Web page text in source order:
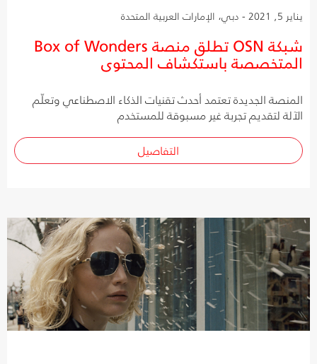
يناير 5, 2021 - دبي، الإمارات العربية المتحدة
شبكة OSN تطلق منصة Box of Wonders
المتخصصة باستكشاف المحتوى
المنصة الجديدة تعتمد أحدث تقنيات الذكاء الاصطناعي وتعلّم
الآلة لتقديم تجربة غير مسبوقة للمستخدم
التفاصيل